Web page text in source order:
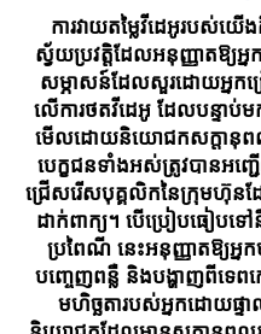
ការវាយតម្លៃវីដេអូរបស់យើង
ស្វ័យប្រវត្តិដែលអនុញ្ញាតឱ្យអ្
សម្ភាសន៍ដែលសួរដោយអ្នកជ្
លើការថតវីដេអូ ដែលបន្ទាប់
មើលដោយនិយោជកសក្តានុព
បេក្ខជនទាំងអស់ត្រូវបានអញ្
ជ្រើសរើសបុគ្គលិកនៃក្រុមហ៊ុន
ដាក់ពាក្យ។ បើប្រៀបធៀបទ
ប្រពៃណី នេះអនុញ្ញាតឱ្យអ្ន
បញ្ចេញពន្លឺ និងបង្ហាញពីទេ
មហិច្ឆតារបស់អ្នកដោយផ្ទ